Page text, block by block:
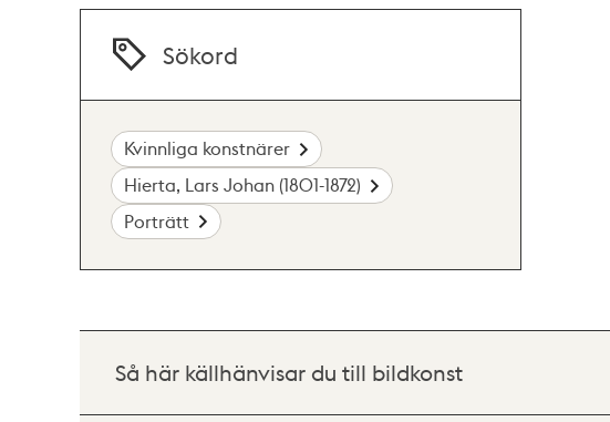
Sökord
Kvinnliga konstnärer
Hierta, Lars Johan (1801-1872)
Porträtt
Så här källhänvisar du till bildkonst